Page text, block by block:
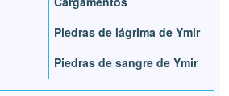
Piedras de lágrima de Ymir
Piedras de sangre de Ymir